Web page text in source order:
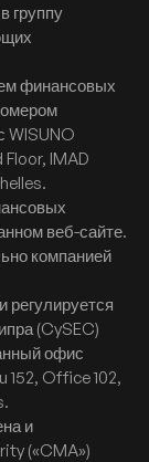
группу
финансовых
WISUNO
Floor, IMAD
веб-сайте.
компанией
регулируется
(CySEC)
офис
152, Office 102,
и
(«CMA»)